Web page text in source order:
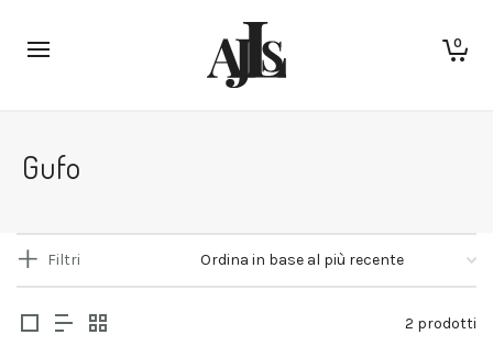
0
Gufo
Filtri
2 prodotti